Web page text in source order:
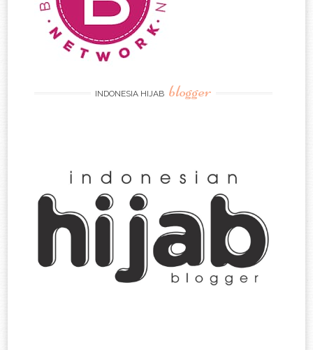
INDONESIA HIJAB blogger